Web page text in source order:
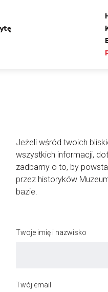
Jeżeli wśród twoich
wszystkich informacji,
zadbamy o to, by
przez historyków
bazie.
Twoje imię i nazwisko
Twój email